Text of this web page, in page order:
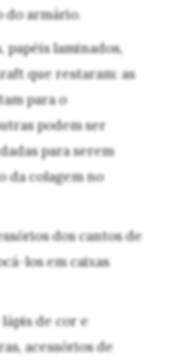
armário.
papéis laminados,
que restaram: as
para o
podem ser
para serem
da colagem no
dos cantos de
los em caixas
de cor e
acessórios de